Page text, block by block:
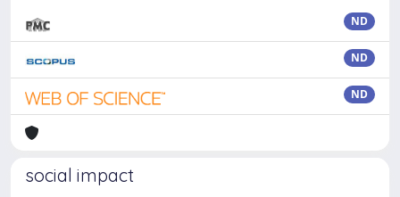
ND
ND
ND
social impact